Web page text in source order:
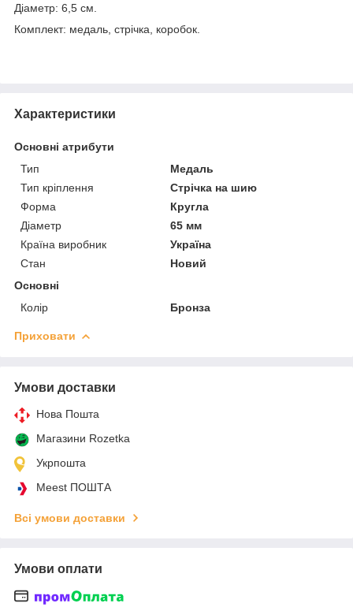
Діаметр: 6,5 см.
Комплект: медаль, стрічка, коробок.
Характеристики
Основні атрибути
Тип
Медаль
Тип кріплення
Стрічка на шию
Форма
Кругла
Діаметр
65 мм
Країна виробник
Україна
Стан
Новий
Основні
Колір
Бронза
Приховати
Умови доставки
Нова Пошта
Магазини Rozetka
Укрпошта
Meest ПОШТА
Всі умови доставки
Умови оплати